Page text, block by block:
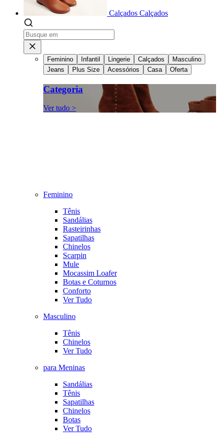
Calçados Calçados
Feminino Infantil Lingerie Calçados
Masculino
Jeans
Plus Size Acessórios Casa Oferta
Categoria
Ver tudo >
Feminino
Tênis
Sandálias
Rasteirinhas
Sapatilhas
Chinelos
Scarpin
Mule
Mocassim Loafer
Botas e Coturnos
Conforto
Ver Tudo
Masculino
Tênis
Chinelos
Ver Tudo
para Meninas
Sandálias
Tênis
Sapatilhas
Chinelos
Botas
Ver Tudo